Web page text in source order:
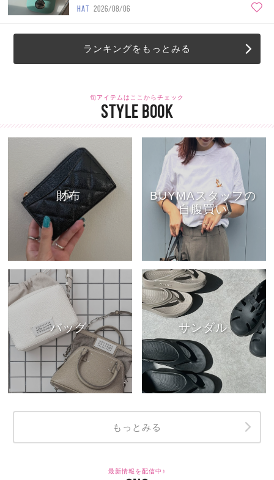
HAT 2026/08/06
ランキングをもっとみる
旬アイテムはここからチェック
STYLE BOOK
財布
BUYMAスタッフの
自腹買い
バッグ サンダル
もっとみる
最新情報を配信中♪